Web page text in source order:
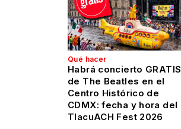
Qué hacer
Habrá concierto GRATIS
de The Beatles en el
Centro Histórico de
CDMX: fecha y hora del
TlacuACH Fest 2026